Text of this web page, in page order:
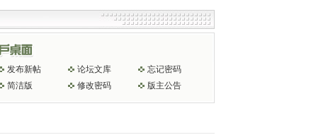
发布新帖 论坛文库
忘记密码
简洁版
修改密码 版主公告